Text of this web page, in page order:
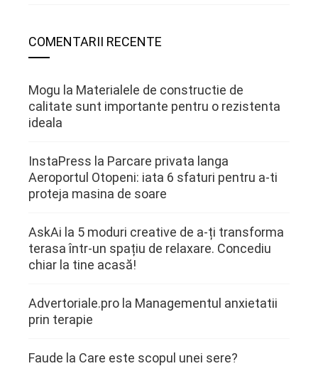
COMENTARII RECENTE
Mogu la Materialele de constructie de
calitate sunt importante pentru o rezistenta
ideala
InstaPress la Parcare privata langa
Aeroportul Otopeni: iata 6 sfaturi pentru a-ti
proteja masina de soare
AskAi la 5 moduri creative de a-ți transforma
terasa într-un spațiu de relaxare. Concediu
chiar la tine acasă!
Advertoriale.pro la Managementul anxietatii
prin terapie
Faude la Care este scopul unei sere?